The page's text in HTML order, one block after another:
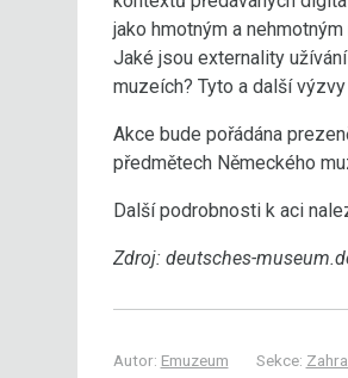
jako hmotným a
Jaké jsou externality
muzeích? Tyto a další
Akce bude pořádána
předmětech Německého
Další podrobnosti k aci
Zdroj: deutsches-
Autor: Emuzeum Sekce: